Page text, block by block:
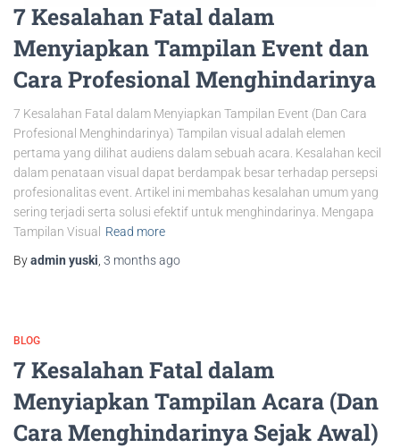
7 Kesalahan Fatal dalam
Menyiapkan Tampilan Event dan
Cara Profesional Menghindarinya
7 Kesalahan Fatal dalam Menyiapkan Tampilan Event (Dan Cara
Profesional Menghindarinya) Tampilan visual adalah elemen
pertama yang dilihat audiens dalam sebuah acara. Kesalahan kecil
dalam penataan visual dapat berdampak besar terhadap persepsi
profesionalitas event. Artikel ini membahas kesalahan umum yang
sering terjadi serta solusi efektif untuk menghindarinya. Mengapa
Tampilan Visual
Read more
Byadmin yuski 3 monthsago
BLOG
7 Kesalahan Fatal dalam
Menyiapkan Tampilan Acara (Dan
Cara Menghindarinya Sejak Awal)